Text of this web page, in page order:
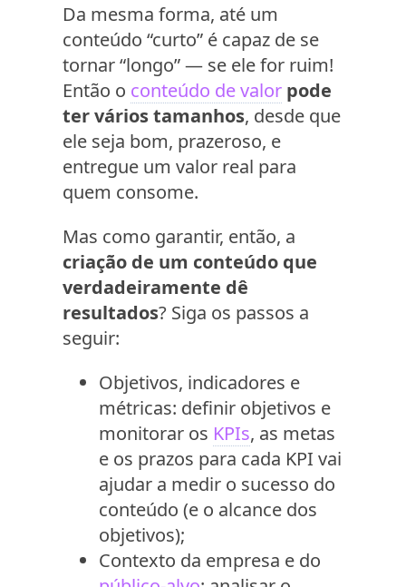
Da mesma forma, até um
conteúdo “curto” é capaz de se
tornar “longo” — se ele for ruim!
Então o conteúdo de valor pode
ter vários tamanhos, desde que
ele seja bom, prazeroso, e
entregue um valor real para
quem consome.
Mas como garantir, então, a
criação de um conteúdo que
verdadeiramente dê
resultados? Siga os passos a
seguir:
Objetivos, indicadores e
métricas: definir objetivos e
monitorar os KPIs, as metas
e os prazos para cada KPI vai
ajudar a medir o sucesso do
conteúdo (e o alcance dos
objetivos);
Contexto da empresa e do